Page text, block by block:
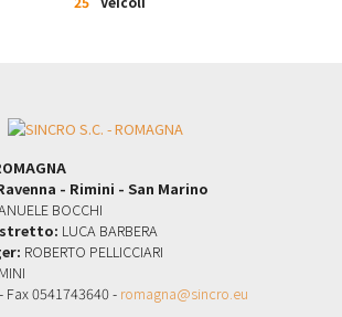
- Rimini - San Marino
BOCCHI
LUCA BARBERA
ROBERTO PELLICCIARI
Fax 0541743640 - romagna@sincro.eu